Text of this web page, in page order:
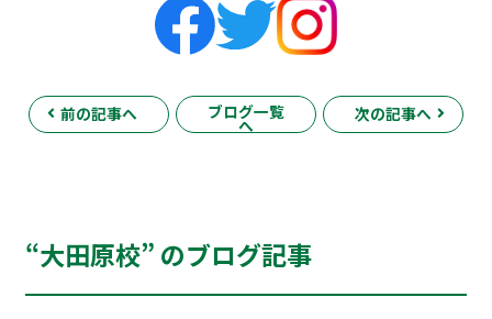
前の記事へ ブログ一覧
へ
次の記事へ
“大田原校” のブログ記事